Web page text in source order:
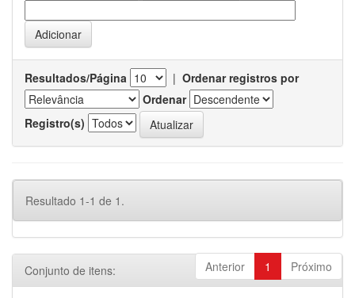
Resultados/Página | Ordenar registros por
Ordenar
Registro(s)
Resultado 1-1 de 1.
Anterior 1 Próximo
Conjunto de itens: